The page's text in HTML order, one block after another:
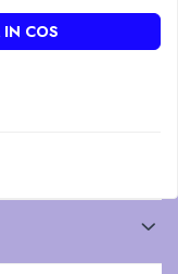
COS